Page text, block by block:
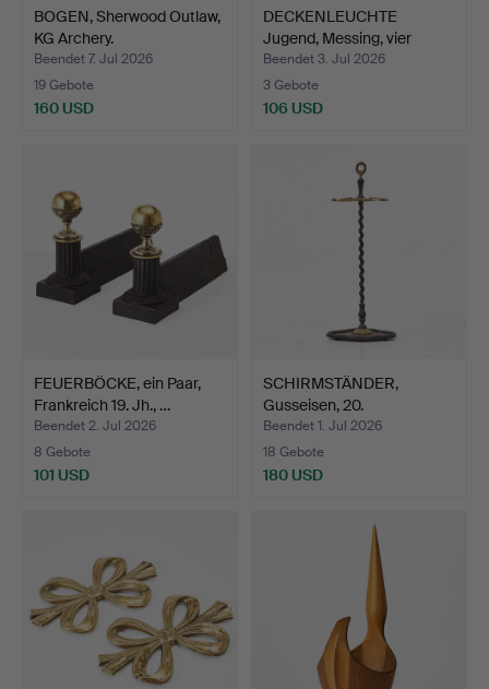
BOGEN, Sherwood Outlaw,
KG Archery.
Beendet 7. Jul 2026
19 Gebote
160 USD
DECKENLEUCHTE
Jugend, Messing, vier
Lichtp…
Beendet 3. Jul 2026
3 Gebote
106 USD
FEUERBÖCKE, ein Paar,
Frankreich 19. Jh., …
Beendet 2. Jul 2026
8 Gebote
101 USD
SCHIRMSTÄNDER,
Gusseisen, 20.
Jahrhundert.
Beendet 1. Jul 2026
18 Gebote
180 USD